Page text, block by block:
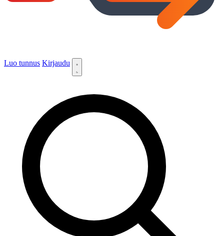
Luo tunnus Kirjaudu